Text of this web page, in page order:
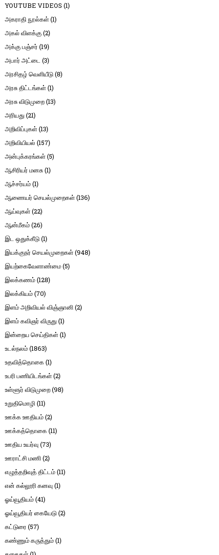
YOUTUBE VIDEOS (1)
அகராதி நூல்கள்(1)
அகல் விளக்கு(2)
அக்கு பஞ்சர் (19)
அபார் அட்டை (3)
அரசிதழ் வெளியீடு(8)
அரசு திட்டங்கள்(1)
அரசு விடுமுறை(13)
அரியது(21)
அறிவிப்புகள்(13)
அறிவியியல் (157)
அன்புக்கரங்கள்(5)
ஆசிரியர் மனசு(1)
ஆச்சர்யம்(1)
ஆணையர் செயல்முறைகள்(136)
ஆய்வுகள்(22)
ஆன்மீகம்(26)
இட ஒதுக்கீடு(1)
இயக்குநர் செயல்முறைகள்(948)
இயற்கைவேளாண்மை(5)
இலக்கணம்(128)
இலக்கியம்(70)
இளம் அறிவியல் விஞ்ஞானி(2)
இளம் கவிஞர் விருது(1)
இன்றைய செய்திகள்(1)
உடல்நலம்(1863)
உதவித்தொகை(1)
உபரி பணியிடங்கள்(2)
உள்ளூர் விடுமுறை(98)
உறுதிமொழி(11)
ஊக்க ஊதியம்(2)
ஊக்கத்தொகை(11)
ஊதிய உயர்வு (73)
ஊராட்சி மணி(2)
எழுத்தறிவுத் திட்டம்(11)
என் கல்லூரி கனவு (1)
ஓய்வூதியம்(41)
ஓய்வூதியர் கையேடு(2)
கட்டுரை (57)
கண்ணும் கருத்தும்(1)